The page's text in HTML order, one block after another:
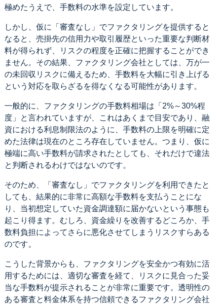
極めたうえで、手数料の水準を設定しています。
しかし、仮に「審査なし」でファクタリングを提供すると
なると、売掛先の信用力や取引履歴といった重要な判断材
料が得られず、リスクの程度を正確に把握することができ
ません。その結果、ファクタリング会社としては、万が一
の未回収リスクに備えるため、手数料を大幅に引き上げる
という対応を取らざるを得なくなる可能性があります。
一般的に、ファクタリングの手数料相場は「2%～30%程
度」と言われていますが、これはあくまで目安であり、融
資における利息制限法のように、手数料の上限を明確に定
めた法律は現在のところ存在していません。つまり、仮に
極端に高い手数料が請求されたとしても、それだけで違法
と判断されるわけではないのです。
そのため、「審査なし」でファクタリングを利用できたと
しても、結果的に非常に高額な手数料を支払うことにな
り、当初想定していた資金調達額に届かないという事態も
起こり得ます。むしろ、資金繰りを改善するどころか、手
数料負担によってさらに悪化させてしまうリスクすらある
のです。
こうした背景からも、ファクタリングを安全かつ有効に活
用するためには、適切な審査を経て、リスクに見合った妥
当な手数料が提示されることが非常に重要です。透明性の
ある審査と料金体系を持つ信頼できるファクタリング会社